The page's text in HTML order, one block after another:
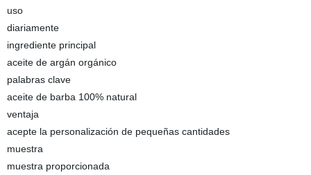
uso
diariamente
ingrediente principal
aceite de argán orgánico
palabras clave
aceite de barba 100% natural
ventaja
acepte la personalización de pequeñas cantidades
muestra
muestra proporcionada